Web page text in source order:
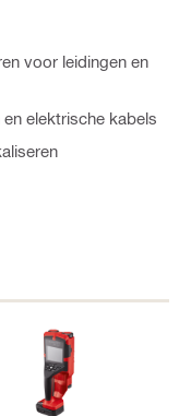
voor leidingen en
elektrische kabels